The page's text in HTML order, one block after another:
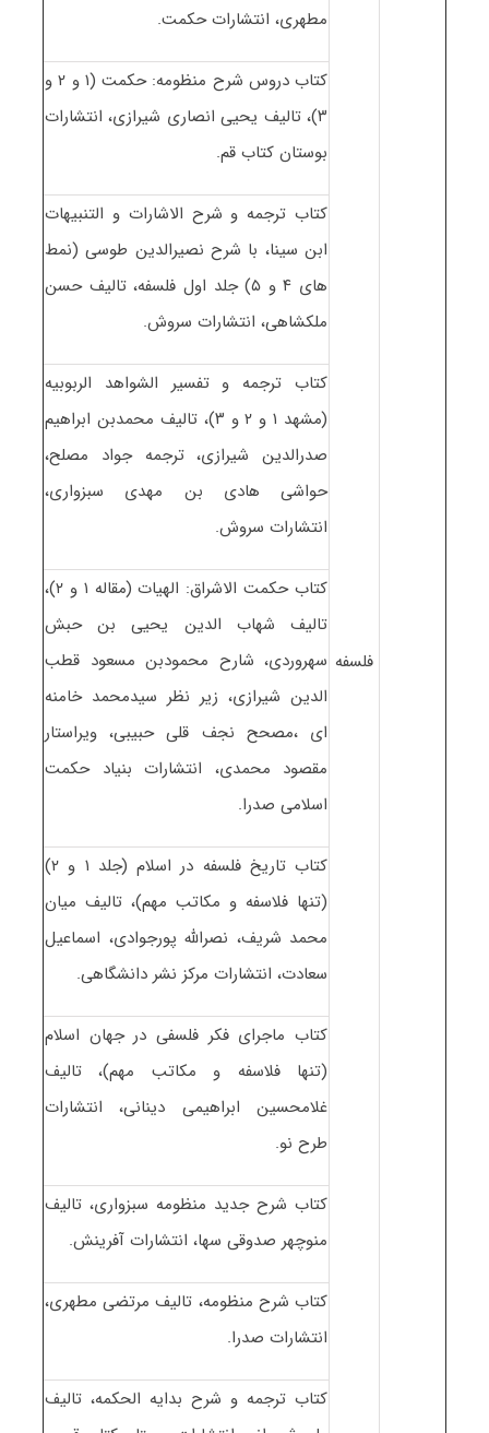
فلسفه
مطهری، انتشارات حکمت.
کتاب دروس شرح منظومه: حکمت (۱ و ۲ و
۳)، تالیف یحیی انصاری شیرازی، انتشارات
بوستان کتاب قم.
کتاب ترجمه و شرح الاشارات و التنبیهات
ابن سینا، با شرح نصیرالدین طوسی (نمط
های ۴ و ۵) جلد اول فلسفه، تالیف حسن
ملکشاهی، انتشارات سروش.
کتاب ترجمه و تفسیر الشواهد الربوبیه
(مشهد ۱ و ۲ و ۳)، تالیف محمدبن ابراهیم
صدرالدین شیرازی، ترجمه جواد مصلح،
حواشی هادی بن مهدی سبزواری،
انتشارات سروش.
کتاب حکمت الاشراق: الهیات (مقاله ۱ و ۲)،
تالیف شهاب الدین یحیی بن حبش
سهروردی، شارح محمودبن مسعود قطب
الدین شیرازی، زیر نظر سیدمحمد خامنه
ای ،مصحح نجف قلی حبیبی، ویراستار
مقصود محمدی، انتشارات بنیاد حکمت
اسلامی صدرا.
کتاب تاریخ فلسفه در اسلام (جلد ۱ و ۲)
(تنها فلاسفه و مکاتب مهم)، تالیف میان
محمد شریف، نصرالله پورجوادی، اسماعیل
سعادت، انتشارات مرکز نشر دانشگاهی.
کتاب ماجرای فکر فلسفی در جهان اسلام
(تنها فلاسفه و مکاتب مهم)، تالیف
غلامحسین ابراهیمی دینانی، انتشارات
طرح نو.
کتاب شرح جدید منظومه سبزواری، تالیف
منوچهر صدوقی سها، انتشارات آفرینش.
کتاب شرح منظومه، تالیف مرتضی مطهری،
انتشارات صدرا.
کتاب ترجمه و شرح بدایه الحکمه، تالیف